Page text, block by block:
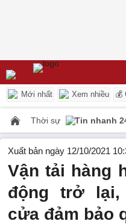
Mới nhất Xem nhiều 💰
Thời sự Tin nhanh
Xuất bản ngày 12/10/2021
Vận tải hàng
động trở lại,
cửa đảm bảo